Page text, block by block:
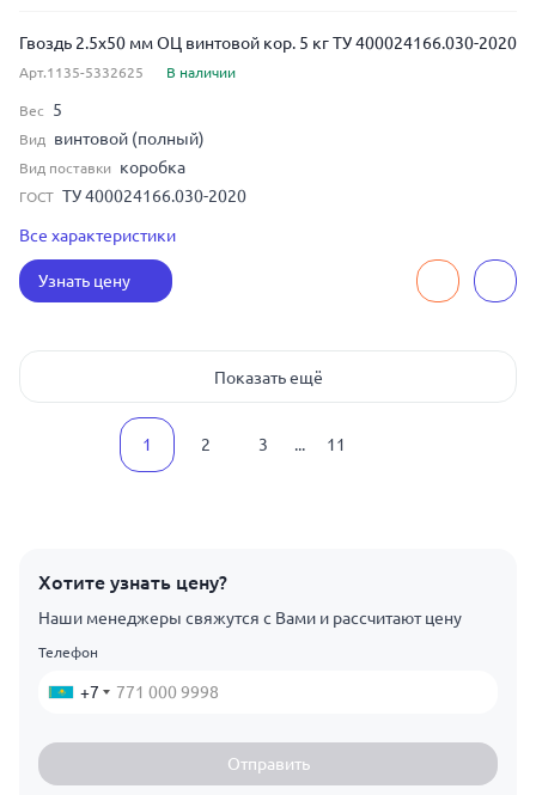
Гвоздь 2.5x50 мм ОЦ винтовой кор. 5 кг ТУ 400024166.030-2020
Арт.1135-5332625 В наличии
Вес 5
Вид винтовой (полный)
Вид поставки коробка
ГОСТ ТУ 400024166.030-2020
Материал оцинкованная сталь
Все характеристики
Узнать цену
Показать ещё
1 2 3 ... 11
Хотите узнать цену?
Наши менеджеры свяжутся с Вами и рассчитают цену
Телефон
+7
Отправить